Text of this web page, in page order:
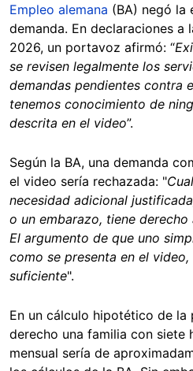
Empleo alemana (BA) negó la
demanda. En declaraciones a
2026, un portavoz afirmó: “
se revisen legalmente los
demandas pendientes contra
tenemos conocimiento de
descrita en el video”.
Según la BA, una demanda
el video sería rechazada: "
necesidad adicional
o un embarazo, tiene
El argumento de que uno
como se presenta en el
suficiente".
En un cálculo hipotético de la
derecho una familia con siete
mensual sería de